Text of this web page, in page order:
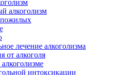
алкоголизм
пожилых
лечение алкоголизма
от алкоголя
интоксикации